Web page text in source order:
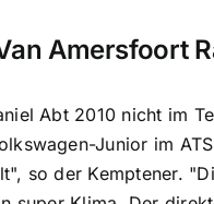
Amersfoort
Abt 2010 nicht im
Junior im
so der Kemptener.